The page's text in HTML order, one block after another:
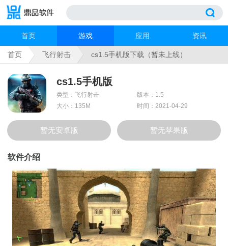
首页 游戏 应用 资讯
首页 飞行射击 cs1.5手机版下载（暂未上线）
cs1.5手机版
类型：飞行射击
版本：1.5
大小：135M
时间：2021-04-29
暂无安卓版 暂无苹果版
软件介绍